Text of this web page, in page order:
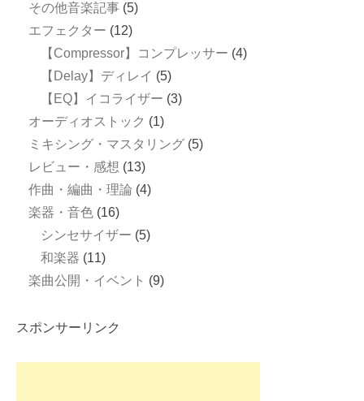
その他音楽記事 (5)
エフェクター (12)
【Compressor】コンプレッサー (4)
【Delay】ディレイ (5)
【EQ】イコライザー (3)
オーディオストック (1)
ミキシング・マスタリング (5)
レビュー・感想 (13)
作曲・編曲・理論 (4)
楽器・音色 (16)
シンセサイザー (5)
和楽器 (11)
楽曲公開・イベント (9)
スポンサーリンク